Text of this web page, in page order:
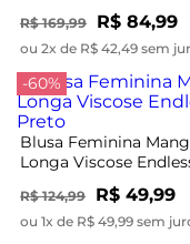
R$ 169,99 R$ 84,99
ou 2x de R$ 42,49 sem
-60%
Blusa Feminina
Longa Viscose
R$ 124,99 R$ 49,99
ou 1x de R$ 49,99 sem